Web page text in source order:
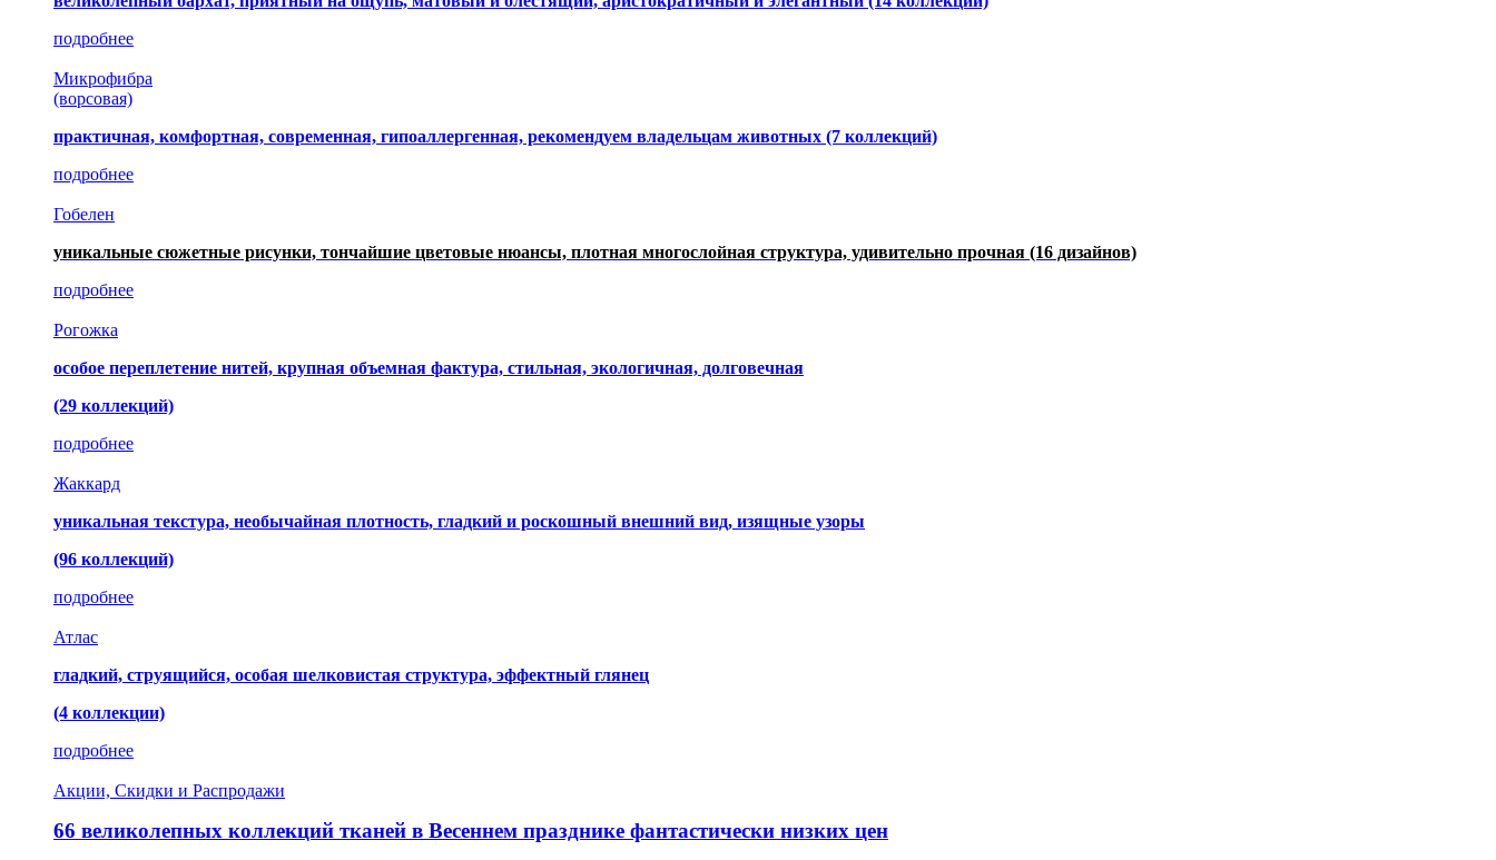
подробнее
Микрофибра
(ворсовая)
практичная, комфортная, современная, гипоаллергенная, рекомендуем владельцам животных (7 коллекций)
подробнее
Гобелен
уникальные сюжетные рисунки, тончайшие цветовые нюансы, плотная многослойная структура, удивительно прочная (16 дизайнов)
подробнее
Рогожка
особое переплетение нитей, крупная объемная фактура, стильная, экологичная, долговечная
(29 коллекций)
подробнее
Жаккард
уникальная текстура, необычайная плотность, гладкий и роскошный внешний вид, изящные узоры
(96 коллекций)
подробнее
Атлас
гладкий, струящийся, особая шелковистая структура, эффектный глянец
(4 коллекции)
подробнее
Акции, Скидки и Распродажи
66 великолепных коллекций тканей в Весеннем празднике фантастически низких цен